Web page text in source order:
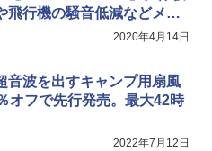
飛行機の騒音低減などメリ
2020年4月14日
音波を出すキャンプ用扇風
オフで先行発売。最大42時
2022年7月12日